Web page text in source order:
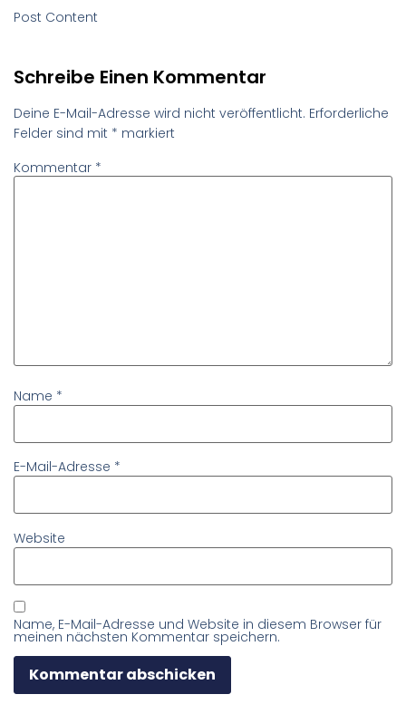
Post Content
Schreibe Einen Kommentar
Deine E-Mail-Adresse wird nicht veröffentlicht. Erforderliche
Felder sind mit * markiert
Kommentar *
Name *
E-Mail-Adresse *
Website
Name, E-Mail-Adresse und Website in diesem Browser für
meinen nächsten Kommentar speichern.